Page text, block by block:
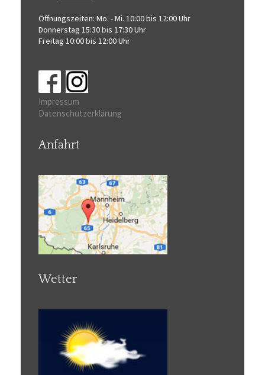
Öffnungszeiten: Mo. - Mi. 10:00 bis 12:00 Uhr
Donnerstag 15:30 bis 17:30 Uhr
Freitag 10:00 bis 12:00 Uhr
Impressum
Datenschutzerklärung
Anfahrt
Wetter